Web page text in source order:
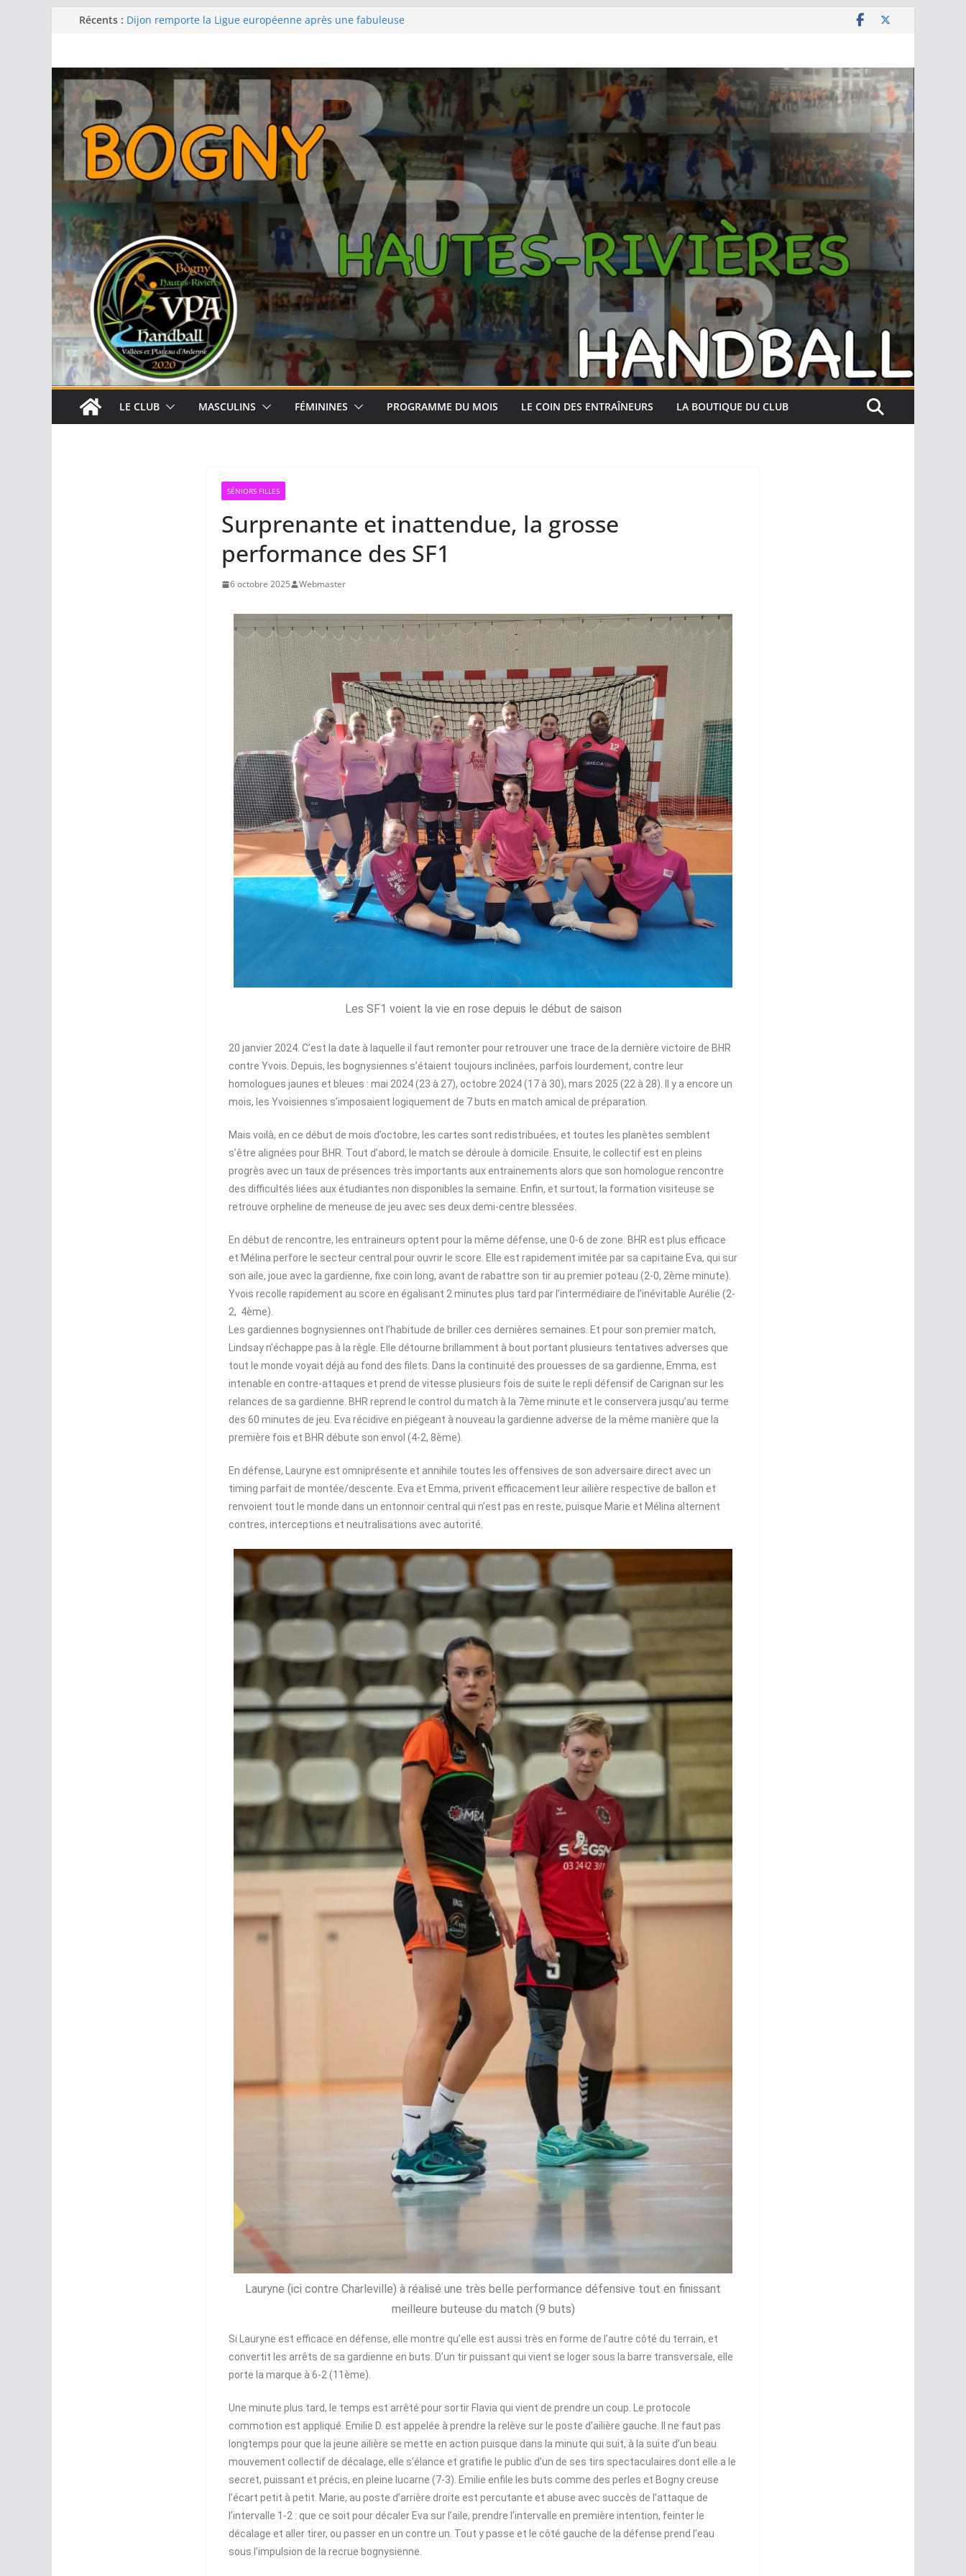
Récents : Dijon remporte la Ligue européenne après une fabuleuse
Barcelone décroche sa 13e Ligue des champions au terme
d’une finale maîtrisée face au Füchse Berlin
Metz remporte la Ligue des champions pour la première
fois après un exploit contre le tenant du titre Györ
Filière féminine : les -18 championnes, les SF1 sur le
podium, -15 et -13 quatrièmes
LE CLUB MASCULINS FÉMININES PROGRAMME DU MOIS LE COIN DES ENTRAÎNEURS LA BOUTIQUE DU CLUB
SÉNIORS FILLES
Surprenante et inattendue, la grosse
performance des SF1
6 octobre 2025 Webmaster
Les SF1 voient la vie en rose depuis le début de saison
20 janvier 2024. C’est la date à laquelle il faut remonter pour retrouver une trace de la dernière victoire de BHR
contre Yvois. Depuis, les bognysiennes s’étaient toujours inclinées, parfois lourdement, contre leur
homologues jaunes et bleues : mai 2024 (23 à 27), octobre 2024 (17 à 30), mars 2025 (22 à 28). Il y a encore un
mois, les Yvoisiennes s’imposaient logiquement de 7 buts en match amical de préparation.
Mais voilà, en ce début de mois d’octobre, les cartes sont redistribuées, et toutes les planètes semblent
s’être alignées pour BHR. Tout d’abord, le match se déroule à domicile. Ensuite, le collectif est en pleins
progrès avec un taux de présences très importants aux entrainements alors que son homologue rencontre
des difficultés liées aux étudiantes non disponibles la semaine. Enfin, et surtout, la formation visiteuse se
retrouve orpheline de meneuse de jeu avec ses deux demi-centre blessées.
En début de rencontre, les entraineurs optent pour la même défense, une 0-6 de zone. BHR est plus efficace
et Mélina perfore le secteur central pour ouvrir le score. Elle est rapidement imitée par sa capitaine Eva, qui sur
son aile, joue avec la gardienne, fixe coin long, avant de rabattre son tir au premier poteau (2-0, 2ème minute).
Yvois recolle rapidement au score en égalisant 2 minutes plus tard par l’intermédiaire de l’inévitable Aurélie (2-
2, 4ème).
Les gardiennes bognysiennes ont l’habitude de briller ces dernières semaines. Et pour son premier match,
Lindsay n’échappe pas à la règle. Elle détourne brillamment à bout portant plusieurs tentatives adverses que
tout le monde voyait déjà au fond des filets. Dans la continuité des prouesses de sa gardienne, Emma, est
intenable en contre-attaques et prend de vitesse plusieurs fois de suite le repli défensif de Carignan sur les
relances de sa gardienne. BHR reprend le control du match à la 7ème minute et le conservera jusqu’au terme
des 60 minutes de jeu. Eva récidive en piégeant à nouveau la gardienne adverse de la même manière que la
première fois et BHR débute son envol (4-2, 8ème).
En défense, Lauryne est omniprésente et annihile toutes les offensives de son adversaire direct avec un
timing parfait de montée/descente. Eva et Emma, privent efficacement leur ailière respective de ballon et
renvoient tout le monde dans un entonnoir central qui n’est pas en reste, puisque Marie et Mélina alternent
contres, interceptions et neutralisations avec autorité.
Lauryne (ici contre Charleville) à réalisé une très belle performance défensive tout en finissant
meilleure buteuse du match (9 buts)
Si Lauryne est efficace en défense, elle montre qu’elle est aussi très en forme de l’autre côté du terrain, et
convertit les arrêts de sa gardienne en buts. D’un tir puissant qui vient se loger sous la barre transversale, elle
porte la marque à 6-2 (11ème).
Une minute plus tard, le temps est arrêté pour sortir Flavia qui vient de prendre un coup. Le protocole
commotion est appliqué. Emilie D. est appelée à prendre la relève sur le poste d’ailière gauche. Il ne faut pas
longtemps pour que la jeune ailière se mette en action puisque dans la minute qui suit, à la suite d’un beau
mouvement collectif de décalage, elle s’élance et gratifie le public d’un de ses tirs spectaculaires dont elle a le
secret, puissant et précis, en pleine lucarne (7-3). Emilie enfile les buts comme des perles et Bogny creuse
l’écart petit à petit. Marie, au poste d’arrière droite est percutante et abuse avec succès de l’attaque de
l’intervalle 1-2 : que ce soit pour décaler Eva sur l’aile, prendre l’intervalle en première intention, feinter le
décalage et aller tirer, ou passer en un contre un. Tout y passe et le côté gauche de la défense prend l’eau
sous l’impulsion de la recrue bognysienne.